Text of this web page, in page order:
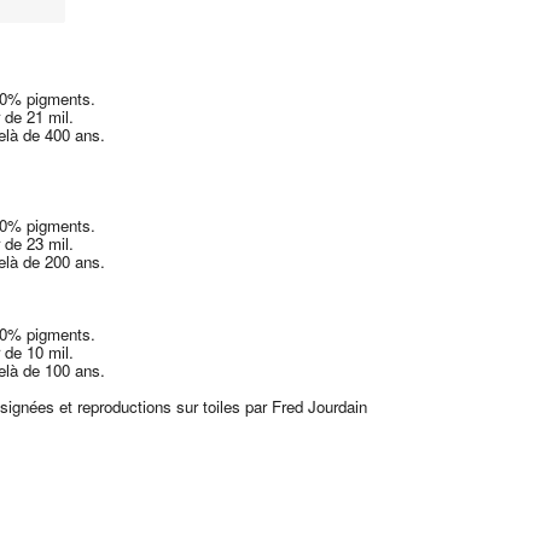
pigments.
21 mil.
de 400 ans.
pigments.
23 mil.
de 200 ans.
pigments.
10 mil.
de 100 ans.
et reproductions sur toiles par Fred Jourdain